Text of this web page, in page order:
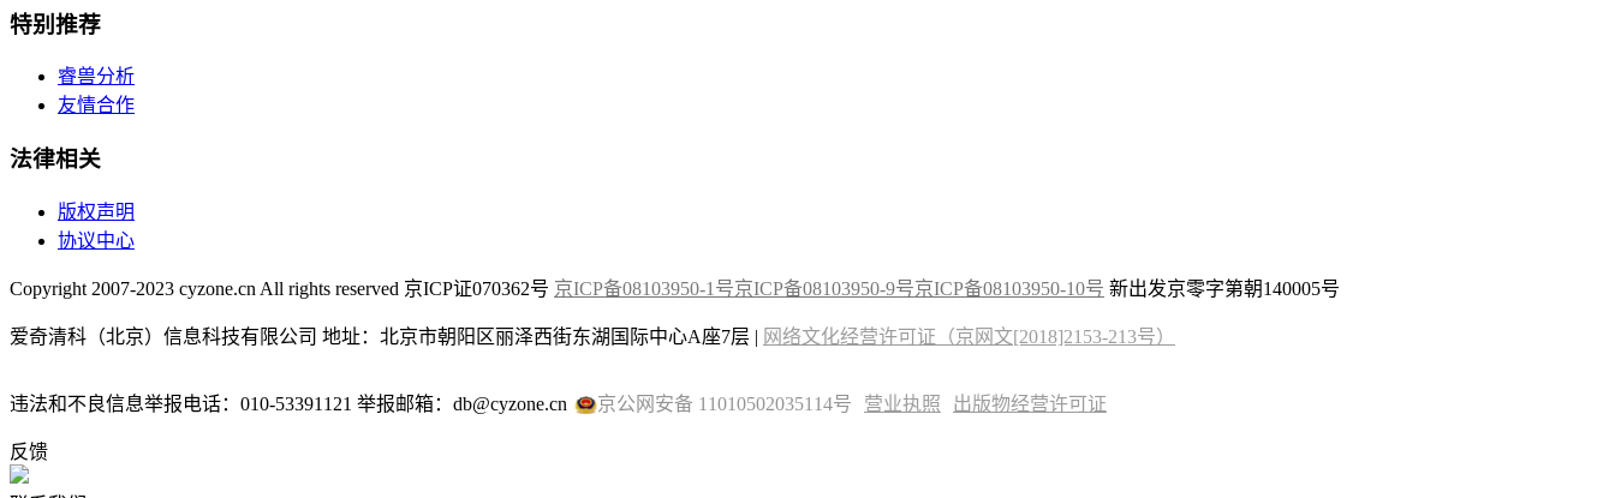
特别推荐
睿兽分析
友情合作
法律相关
版权声明
协议中心
Copyright 2007-2023 cyzone.cn All rights reserved 京ICP证070362号 京ICP备08103950-1号京ICP备08103950-9号京ICP备08103950-10号 新出发京零字第朝140005号
爱奇清科（北京）信息科技有限公司 地址：北京市朝阳区丽泽西街东湖国际中心A座7层 | 网络文化经营许可证（京网文[2018]2153-213号）
违法和不良信息举报电话：010-53391121 举报邮箱：db@cyzone.cn 京公网安备 11010502035114号 营业执照 出版物经营许可证
反馈